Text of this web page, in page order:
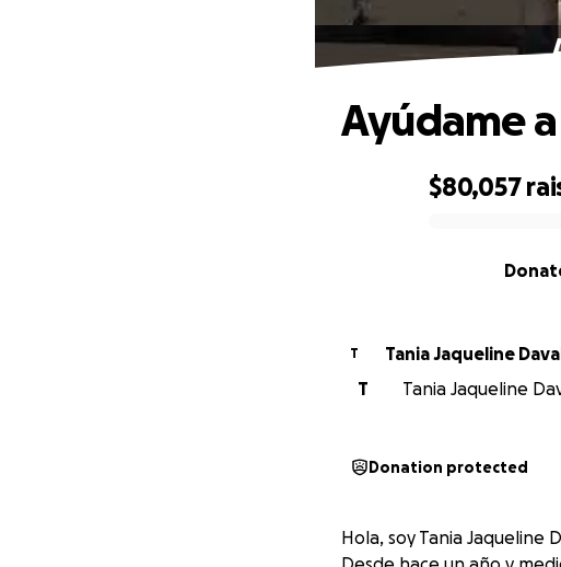
$80,057
Ayúdame
T
Tania
T
Tania Jaqueline
Donation protected
Hola, soy Tania Jaqueline